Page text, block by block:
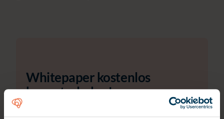
Whitepaper kostenlos
herunterladen!